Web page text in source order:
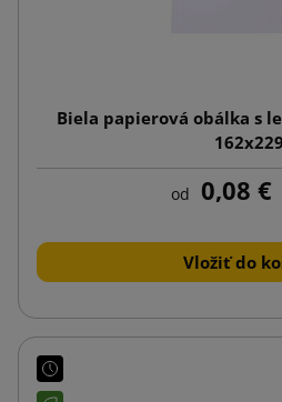
Biela papierová obálka s
162x229
od 0,08 €
Vložiť do